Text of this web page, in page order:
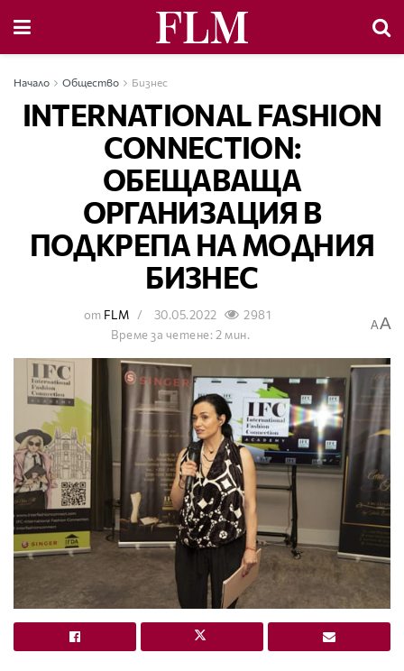
Начало Общество Бизнес
INTERNATIONAL FASHION
CONNECTION:
ОБЕЩАВАЩА
ОРГАНИЗАЦИЯ В
ПОДКРЕПА НА МОДНИЯ
БИЗНЕС
от FLM 30.05.2022
2981
Време за четене: 2 мин.
AA